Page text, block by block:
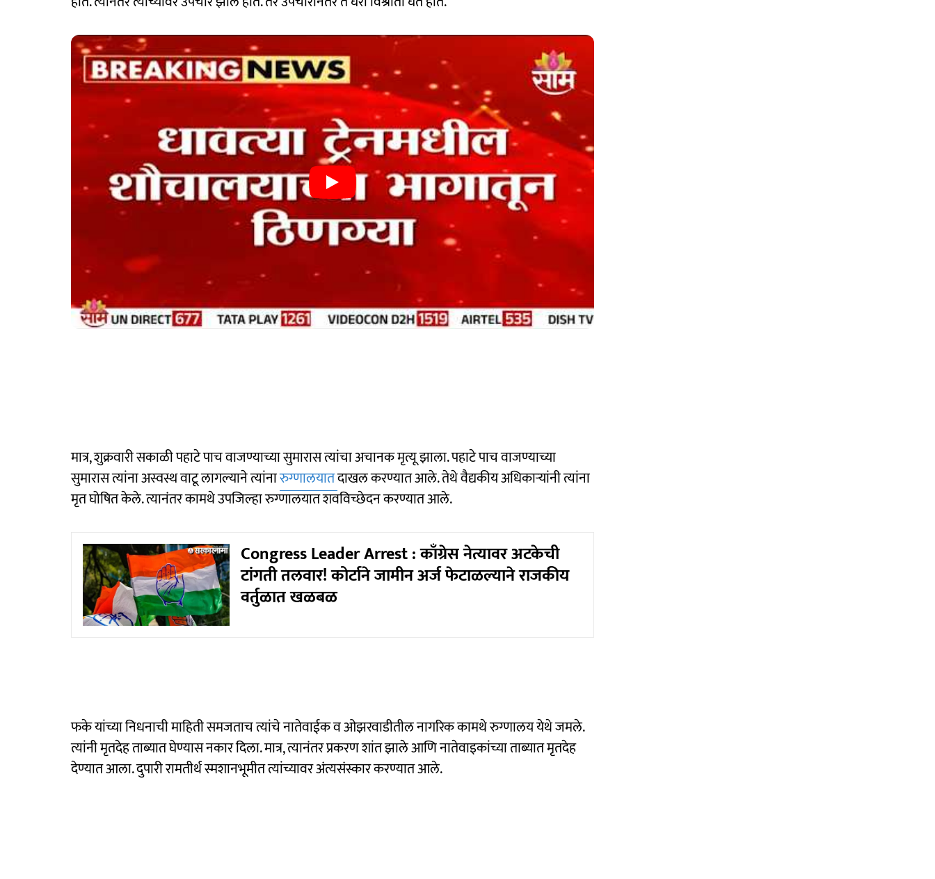
मात्र, शुक्रवारी सकाळी पहाटे पाच वाजण्याच्या सुमारास त्यांचा अचानक मृत्यू झाला. पहाटे पाच वाजण्याच्या
सुमारास त्यांना अस्वस्थ वाटू लागल्याने त्यांनारुग्णालयातदाखल करण्यात आले. तेथे वैद्यकीय अधिकाऱ्यांनी त्यांना
मृत घोषित केले. त्यानंतर कामथे उपजिल्हा रुग्णालयात शवविच्छेदन करण्यात आले.
Congress Leader Arrest : काँग्रेस नेत्यावर अटकेची
टांगती तलवार! कोर्टाने जामीन अर्ज फेटाळल्याने राजकीय
वर्तुळात खळबळ
फके यांच्या निधनाची माहिती समजताच त्यांचे नातेवाईक व ओझरवाडीतील नागरिक कामथे रुग्णालय येथे जमले.
त्यांनी मृतदेह ताब्यात घेण्यास नकार दिला. मात्र, त्यानंतर प्रकरण शांत झाले आणि नातेवाइकांच्या ताब्यात मृतदेह
देण्यात आला. दुपारी रामतीर्थ स्मशानभूमीत त्यांच्यावर अंत्यसंस्कार करण्यात आले.